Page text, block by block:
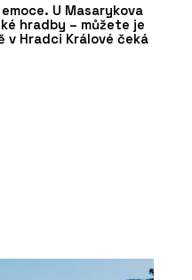
U Masarykova
hradby – můžete je
Hradci Králové čeká